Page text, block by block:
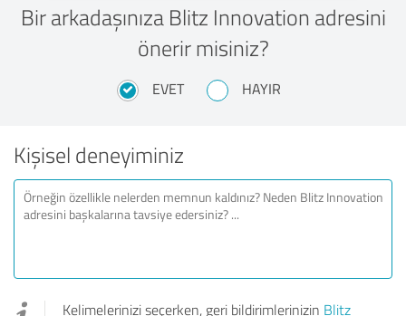
Bir arkadaşınıza Blitz Innovation adresini
önerir misiniz?
EVET HAYIR
Kişisel deneyiminiz
Kelimelerinizi seçerken, geri bildirimlerinizin Blitz